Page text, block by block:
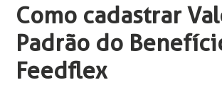
Como cadastrar
Padrão do
Feedflex